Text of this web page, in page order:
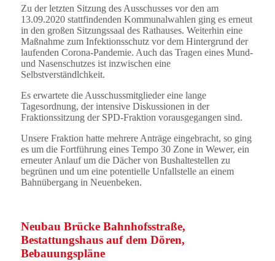
Zu der letzten Sitzung des Ausschusses vor den am
13.09.2020 stattfindenden Kommunalwahlen ging es erneut
in den großen Sitzungssaal des Rathauses. Weiterhin eine
Maßnahme zum Infektionsschutz vor dem Hintergrund der
laufenden Corona-Pandemie. Auch das Tragen eines Mund-
und Nasenschutzes ist inzwischen eine
Selbstverständlchkeit.
Es erwartete die Ausschussmitglieder eine lange
Tagesordnung, der intensive Diskussionen in der
Fraktionssitzung der SPD-Fraktion vorausgegangen sind.
Unsere Fraktion hatte mehrere Anträge eingebracht, so ging
es um die Fortführung eines Tempo 30 Zone in Wewer, ein
erneuter Anlauf um die Dächer von Bushaltestellen zu
begrünen und um eine potentielle Unfallstelle an einem
Bahnübergang in Neuenbeken.
Neubau Brücke Bahnhofsstraße,
Bestattungshaus auf dem Dören,
Bebauungspläne